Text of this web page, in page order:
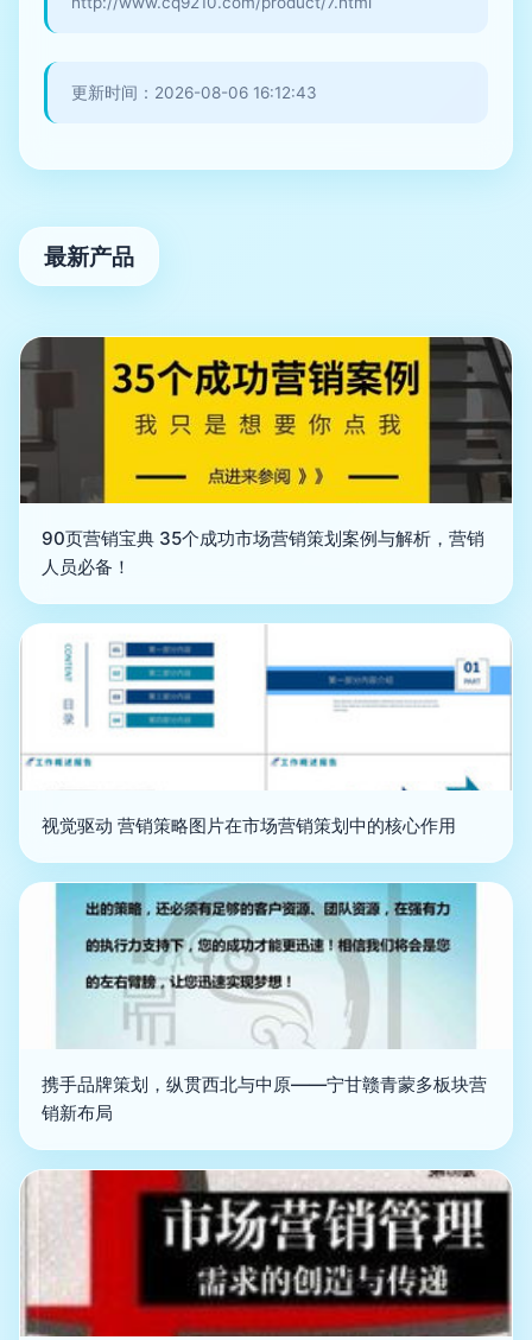
更新时间：2026-08-06 16:12:43
最新产品
90页营销宝典 35个成功市场营销策划案例与解析，营销
人员必备！
视觉驱动 营销策略图片在市场营销策划中的核心作用
携手品牌策划，纵贯西北与中原——宁甘赣青蒙多板块营
销新布局